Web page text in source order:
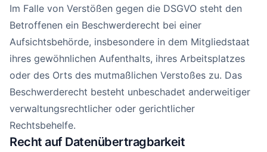
Im Falle von Verstößen gegen die DSGVO steht den
Betroffenen ein Beschwerderecht bei einer
Aufsichtsbehörde, insbesondere in dem Mitgliedstaat
ihres gewöhnlichen Aufenthalts, ihres Arbeitsplatzes
oder des Orts des mutmaßlichen Verstoßes zu. Das
Beschwerderecht besteht unbeschadet anderweitiger
verwaltungsrechtlicher oder gerichtlicher
Rechtsbehelfe.
Recht auf Daten­übertrag­barkeit